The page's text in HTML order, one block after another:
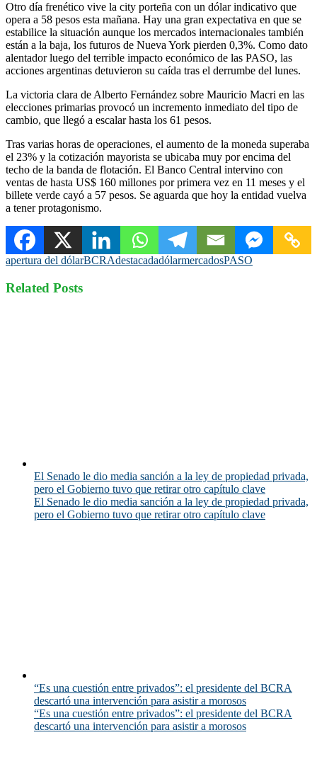
Otro día frenético vive la city porteña con un dólar indicativo que
opera a 58 pesos esta mañana. Hay una gran expectativa en que se
estabilice la situación aunque los mercados internacionales también
están a la baja, los futuros de Nueva York pierden 0,3%. Como dato
alentador luego del terrible impacto económico de las PASO, las
acciones argentinas detuvieron su caída tras el derrumbe del lunes.
La victoria clara de Alberto Fernández sobre Mauricio Macri en las
elecciones primarias provocó un incremento inmediato del tipo de
cambio, que llegó a escalar hasta los 61 pesos.
Tras varias horas de operaciones, el aumento de la moneda superaba
el 23% y la cotización mayorista se ubicaba muy por encima del
techo de la banda de flotación. El Banco Central intervino con
ventas de hasta US$ 160 millones por primera vez en 11 meses y el
billete verde cayó a 57 pesos. Se aguarda que hoy la entidad vuelva
a tener protagonismo.
apertura del dólarBCRAdestacadadólarmercadosPASO
Related Posts
El Senado le dio media sanción a la ley de propiedad privada,
pero el Gobierno tuvo que retirar otro capítulo clave
El Senado le dio media sanción a la ley de propiedad privada,
pero el Gobierno tuvo que retirar otro capítulo clave
“Es una cuestión entre privados”: el presidente del BCRA
descartó una intervención para asistir a morosos
“Es una cuestión entre privados”: el presidente del BCRA
descartó una intervención para asistir a morosos